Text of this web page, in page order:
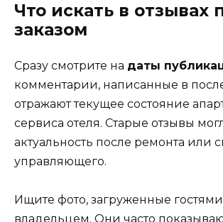
Что искать в отзывах
заказом
Сразу смотрите на даты
комментарии, написанные в
отражают текущее состояние
сервиса отеля. Старые отзывы
актуальность после ремонта или
управляющего.
Ищите фото, загруженные
владельцем. Они часто